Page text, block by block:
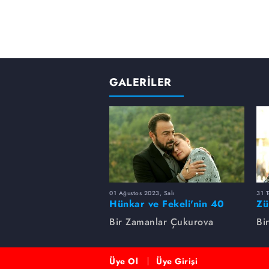
vurulur. Züleyha dehşet
GALERİLER
01 Ağustos 2023, Salı
Hünkar ve Fekeli'nin 40
yıllık sevdası
Bir Zamanlar Çukurova
31
Üye Ol Üye Girişi